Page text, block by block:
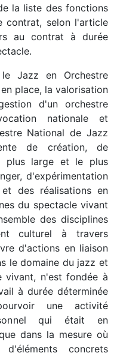
la liste des fonctions
contrat, selon l'article
au contrat à durée
Jazz en Orchestre
place, la valorisation
d'un orchestre
nationale et
National de Jazz
de création, de
plus large et le plus
d'expérimentation
des réalisations en
du spectacle vivant
des disciplines
culturel à travers
d'actions en liaison
le domaine du jazz et
vivant, n'est fondée à
à durée déterminée
une activité
qui était en
dans la mesure où
concrets